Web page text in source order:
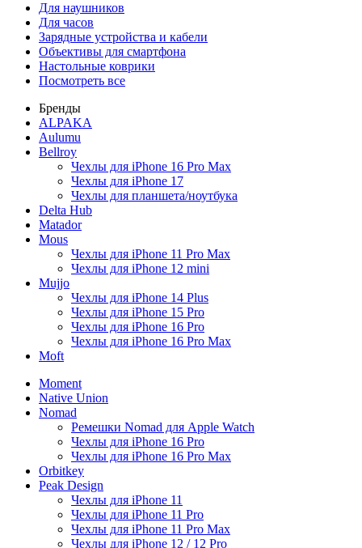
Для наушников
Для часов
Зарядные устройства и кабели
Объективы для смартфона
Настольные коврики
Посмотреть все
Бренды
ALPAKA
Aulumu
Bellroy
Чехлы для iPhone 16 Pro Max
Чехлы для iPhone 17
Чехлы для планшета/ноутбука
Delta Hub
Matador
Mous
Чехлы для iPhone 11 Pro Max
Чехлы для iPhone 12 mini
Mujjo
Чехлы для iPhone 14 Plus
Чехлы для iPhone 15 Pro
Чехлы для iPhone 16 Pro
Чехлы для iPhone 16 Pro Max
Moft
Moment
Native Union
Nomad
Ремешки Nomad для Apple Watch
Чехлы для iPhone 16 Pro
Чехлы для iPhone 16 Pro Max
Orbitkey
Peak Design
Чехлы для iPhone 11
Чехлы для iPhone 11 Pro
Чехлы для iPhone 11 Pro Max
Чехлы для iPhone 12 / 12 Pro